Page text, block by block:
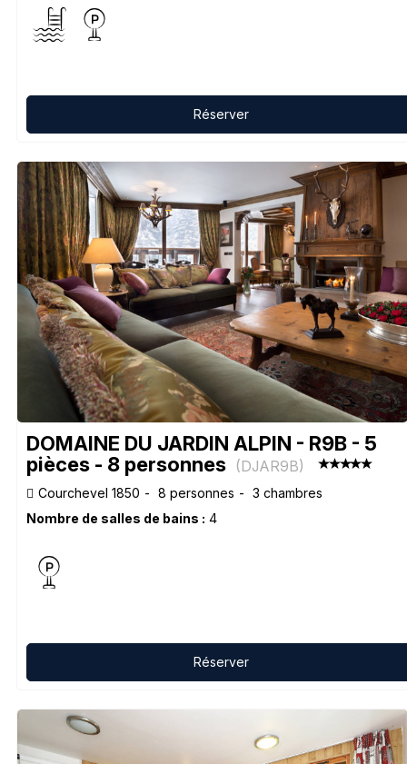
Réserver
DOMAINE DU JARDIN ALPIN - R9B - 5
pièces - 8 personnes (DJAR9B)
Courchevel 1850 8 personnes
3 chambres
Nombre de salles de bains : 4
Réserver